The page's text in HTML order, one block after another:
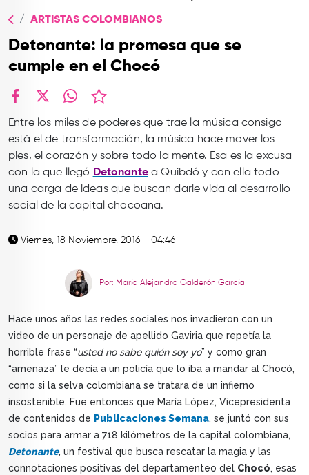
CONTACTO
ARTISTAS COLOMBIANOS
Detonante: la promesa que se
cumple en el Chocó
Entre los miles de poderes que trae la música consigo
está el de transformación, la música hace mover los
pies, el corazón y sobre todo la mente. Esa es la excusa
con la que llegó Detonantea Quibdó y con ella todo
una carga de ideas que buscan darle vida al desarrollo
social de la capital chocoana.
Viernes, 18 Noviembre, 2016 - 04:46
Por: María Alejandra Calderón García
Hace unos años las redes sociales nos invadieron con un
video de un personaje de apellido Gaviria que repetía la
horrible frase “usted no sabe quién soy yo” y como gran
“amenaza” le decía a un policía que lo iba a mandar al Chocó,
como si la selva colombiana se tratara de un infierno
insostenible. Fue entonces que María López, Vicepresidenta
de contenidos de Publicaciones Semana, se juntó con sus
socios para armar a 718 kilómetros de la capital colombiana,
Detonante, un festival que busca rescatar la magia y las
connotaciones positivas del departamenteo del Chocó, esas